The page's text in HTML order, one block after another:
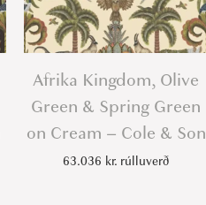
Afrika Kingdom, Olive
Green & Spring Green
on Cream – Cole & Son
63.036 kr. rúlluverð